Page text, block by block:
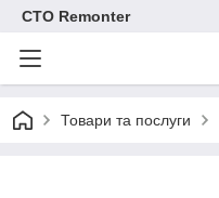
СТО Remonter
Товари та послуги